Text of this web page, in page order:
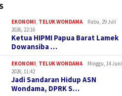
EKONOMI TELUK WONDAMA
Rabu, 29 Juli
2026, 22:16
Ketua HIPMI Papua Barat Lamek
Dowansiba …
EKONOMI TELUK WONDAMA
Minggu, 14 Juni
2026, 11:42
Jadi Sandaran Hidup ASN
Wondama, DPRK S…